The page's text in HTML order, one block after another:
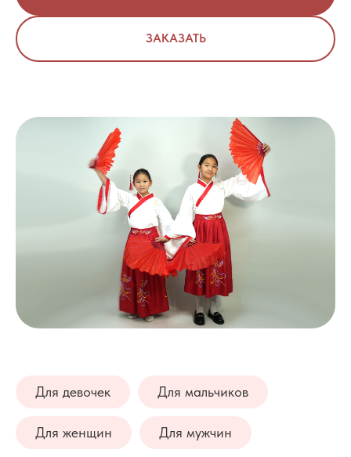
ЗАКАЗАТЬ
Для девочек Для мальчиков
Для женщин Для мужчин